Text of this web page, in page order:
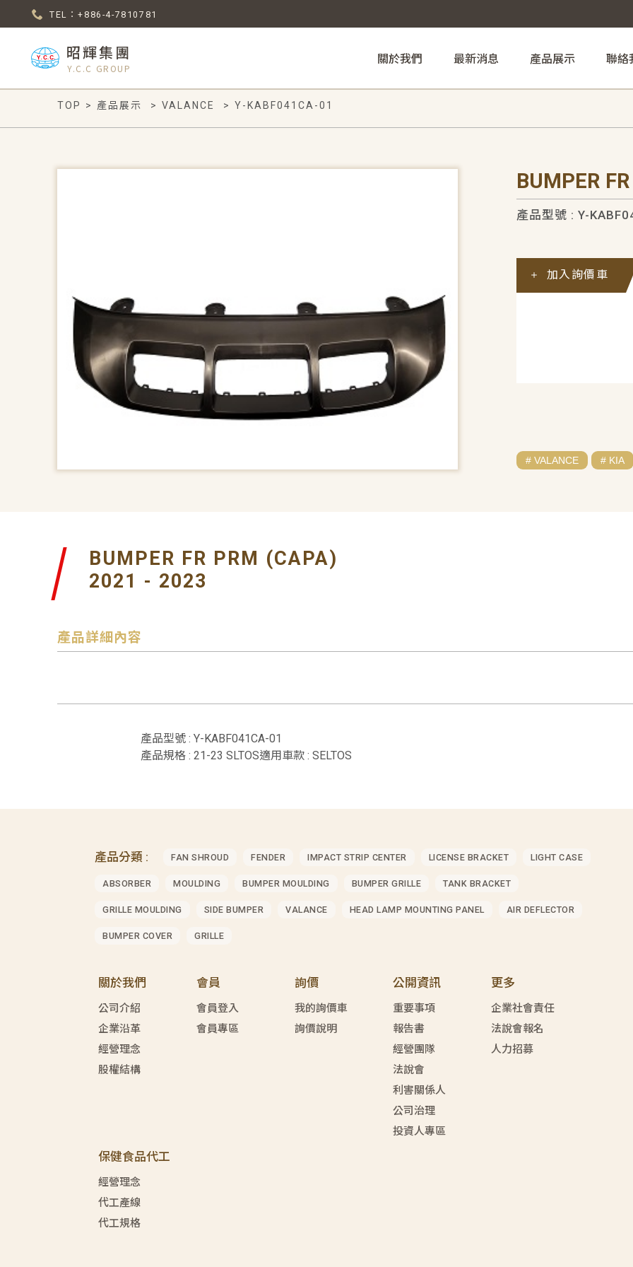
TEL：+886-4-7810781
昭輝集團
Y.C.C GROUP
關於我們 最新消息 產品展示 聯絡
TOP > 產品展示 > VALANCE > Y-KABF041CA-01
BUMPER
產品型號 : Y-
加入詢價車
# VALANCE # KIA
BUMPER FR PRM (CAPA)
2021 - 2023
產品詳細內容
產品型號 : Y-KABF041CA-01
產品規格 : 21-23 SLTOS適用車款 : SELTOS
產品分類 : FAN SHROUD FENDER IMPACT STRIP CENTER LICENSE BRACKET LIGHT CASE
ABSORBER MOULDING BUMPER MOULDING BUMPER GRILLE TANK BRACKET
GRILLE MOULDING SIDE BUMPER VALANCE HEAD LAMP MOUNTING PANEL AIR DEFLECTOR
BUMPER COVER GRILLE
關於我們
公司介紹
企業沿革
經營理念
股權結構
會員
會員登入
會員專區
詢價
我的詢價車
詢價說明
公開資訊
重要事項
報告書
經營團隊
法說會
利害關係人
公司治理
投資人專區
更多
企業社會責任
法說會報名
人力招募
保健食品代工
經營理念
代工產線
代工規格